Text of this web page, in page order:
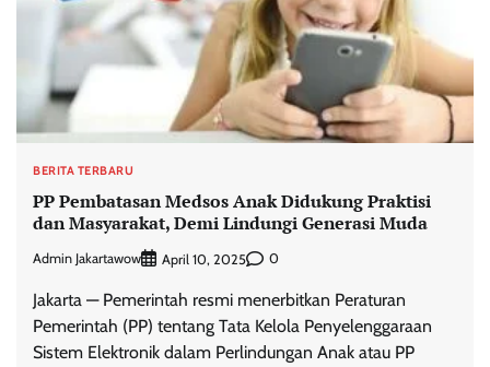
BERITA TERBARU
PP Pembatasan Medsos Anak Didukung Praktisi
dan Masyarakat, Demi Lindungi Generasi Muda
Admin Jakartawow April 10, 2025 0
Jakarta — Pemerintah resmi menerbitkan Peraturan
Pemerintah (PP) tentang Tata Kelola Penyelenggaraan
Sistem Elektronik dalam Perlindungan Anak atau PP